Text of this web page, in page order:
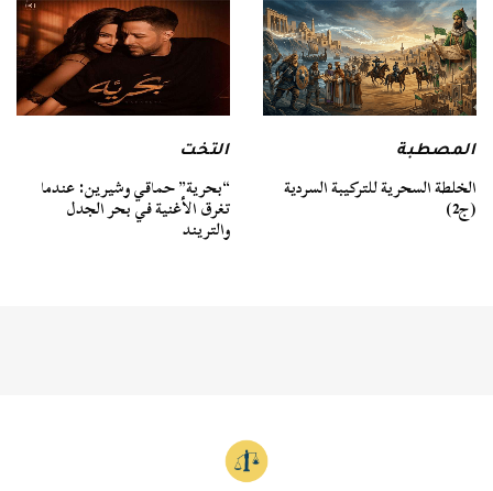
المصطبة
الخلطة السحرية للتركيبة السردية
(ج2)
التخت
“بحرية” حماقي وشيرين: عندما
تغرق الأغنية في بحر الجدل
والتريند